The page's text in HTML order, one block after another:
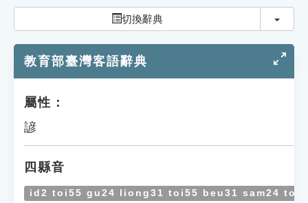
教學應用
貓頭鷹博士
切換辭典 切換
教育部臺灣客語辭典
屬性：
諺
四縣音
id2 toi55 gu24 liong31 toi55 beu31 sam24